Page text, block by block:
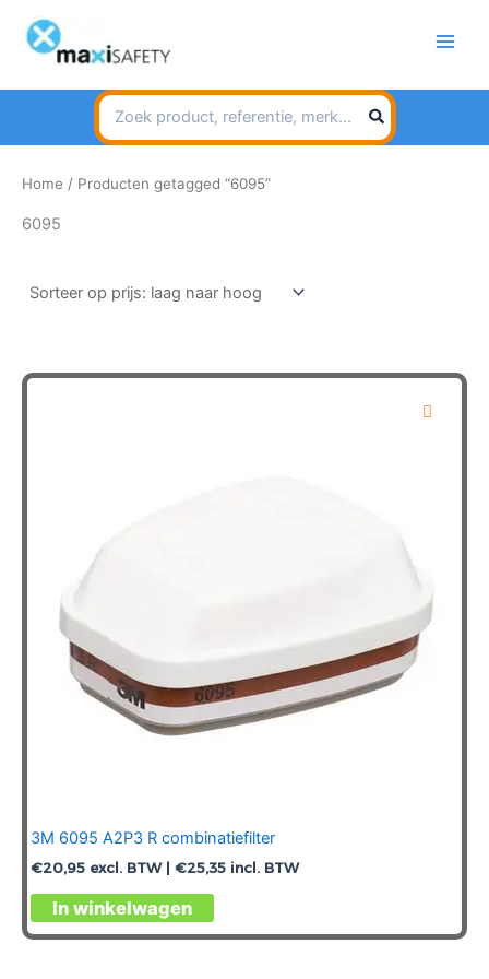
naar
inhoud
Search
for:
Home / Producten getagged “6095”
6095
3M 6095 A2P3 R combinatiefilter
€20,95 excl. BTW | €25,35 incl. BTW
In winkelwagen